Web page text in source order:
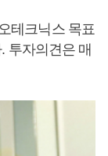
테크닉스 목표
투자의견은 매